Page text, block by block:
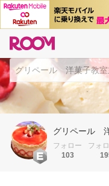
グリペール
フォロー
103
フォ